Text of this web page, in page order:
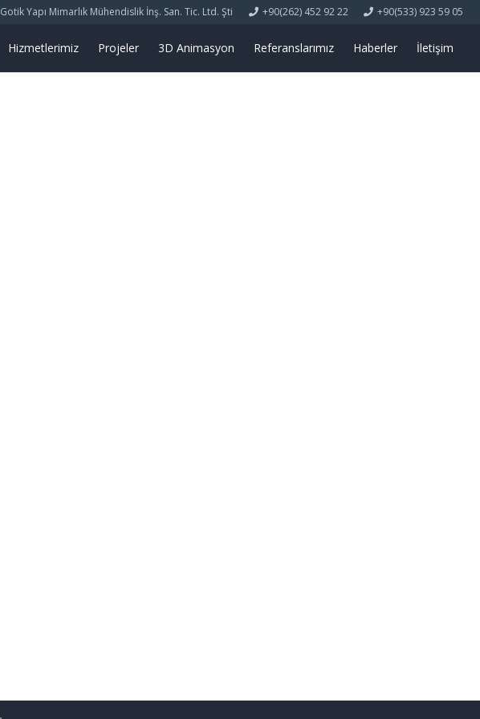
Gotik Yapı Mimarlık Mühendislik İnş. San. Tic. Ltd. Şti +90(262) 452 92 22 +90(533) 923 59 05
Hizmetlerimiz Projeler 3D Animasyon Referanslarımız Haberler İletişim